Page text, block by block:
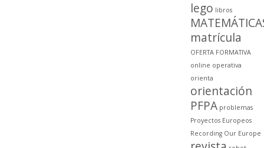
lego libros
matrícula
OFERTA FORMATIVA
online operativa
orienta
orientación
PFPA problemas
Proyectos Europeos
Recording Our Europe